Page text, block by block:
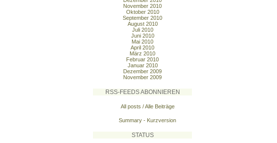
November 2010
Oktober 2010
September 2010
August 2010
Juli 2010
Juni 2010
Mai 2010
April 2010
März 2010
Februar 2010
Januar 2010
Dezember 2009
November 2009
RSS-FEEDS ABONNIEREN
All posts / Alle Beiträge
Summary - Kurzversion
STATUS